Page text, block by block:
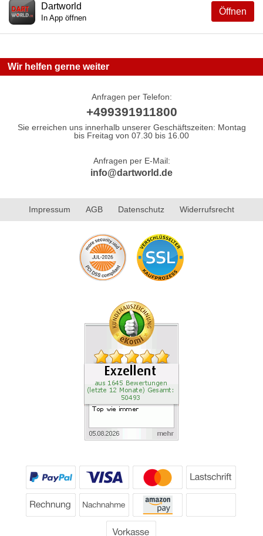
Öffnen
Dartworld
In App öffnen
Wir helfen gerne weiter
Anfragen per Telefon:
+499391911800
Sie erreichen uns innerhalb unserer Geschäftszeiten: Montag
bis Freitag von 07.30 bis 16.00
Anfragen per E-Mail:
info@dartworld.de
Impressum AGB Datenschutz Widerrufsrecht